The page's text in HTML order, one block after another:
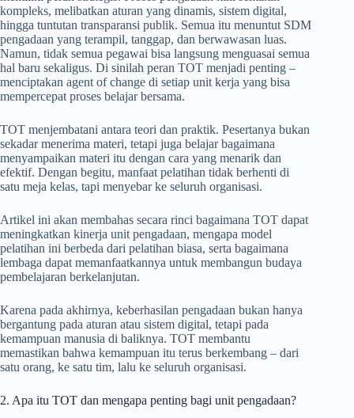
kompleks, melibatkan aturan yang dinamis, sistem digital,
hingga tuntutan transparansi publik. Semua itu menuntut SDM
pengadaan yang terampil, tanggap, dan berwawasan luas.
Namun, tidak semua pegawai bisa langsung menguasai semua
hal baru sekaligus. Di sinilah peran TOT menjadi penting –
menciptakan agent of change di setiap unit kerja yang bisa
mempercepat proses belajar bersama.
TOT menjembatani antara teori dan praktik. Pesertanya bukan
sekadar menerima materi, tetapi juga belajar bagaimana
menyampaikan materi itu dengan cara yang menarik dan
efektif. Dengan begitu, manfaat pelatihan tidak berhenti di
satu meja kelas, tapi menyebar ke seluruh organisasi.
Artikel ini akan membahas secara rinci bagaimana TOT dapat
meningkatkan kinerja unit pengadaan, mengapa model
pelatihan ini berbeda dari pelatihan biasa, serta bagaimana
lembaga dapat memanfaatkannya untuk membangun budaya
pembelajaran berkelanjutan.
Karena pada akhirnya, keberhasilan pengadaan bukan hanya
bergantung pada aturan atau sistem digital, tetapi pada
kemampuan manusia di baliknya. TOT membantu
memastikan bahwa kemampuan itu terus berkembang – dari
satu orang, ke satu tim, lalu ke seluruh organisasi.
2. Apa itu TOT dan mengapa penting bagi unit pengadaan?